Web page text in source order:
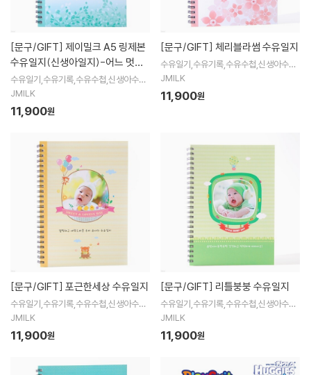
[문구/GIFT]
수유일지(신생아일지)-어느 멋진
날
수유일기,수유기록,수유수첩,신생아수첩,
수유일지,혼합수유,신생아관찰기록지,제
JMILK
11,900원
[문구/GIFT] 체리블라썸 수유일지
수유일기,수유기록,수유수첩,신생아수첩,
수유일지,혼합수유,신생아관찰기록지,제
JMILK
11,900원
[문구/GIFT] 포근한세상 수유일지
수유일기,수유기록,수유수첩,신생아수첩,
수유일지,혼합수유,신생아관찰기록지,제
JMILK
11,900원
[문구/GIFT] 리틀붕붕 수유일지
수유일기,수유기록,수유수첩,신생아수첩,
수유일지,성장일기,신생아관찰기록지,제
JMILK
11,900원